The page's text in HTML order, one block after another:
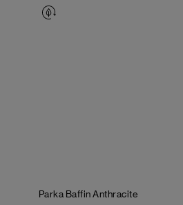
Parka BaffinAnthracite